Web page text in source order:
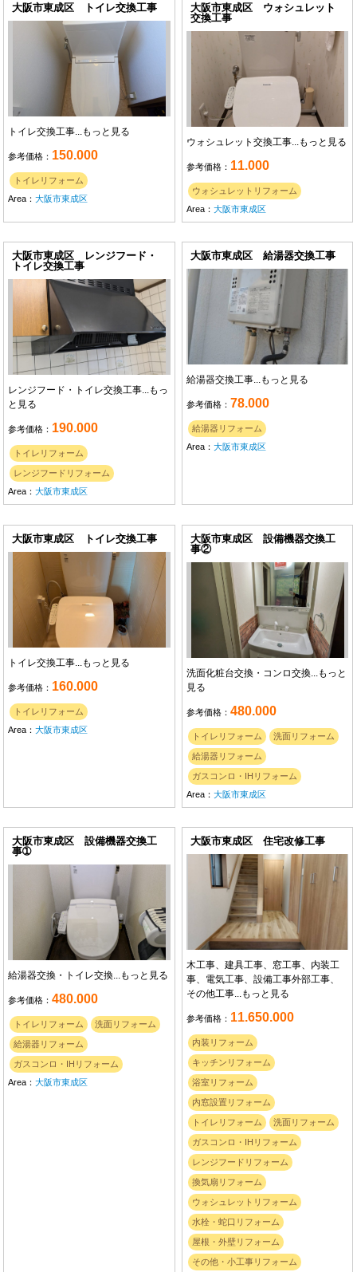
大阪市東成区 トイレ交換工事
トイレ交換工事... もっと見る
参考価格： 150.000
トイレリフォーム
Area：大阪市東成区
大阪市東成区 ウォシュレット
交換工事
ウォシュレット交換工事... もっと見る
参考価格： 11.000
ウォシュレットリフォーム
Area：大阪市東成区
大阪市東成区 レンジフード・
トイレ交換工事
レンジフード・トイレ交換工事...もっ
と見る
参考価格： 190.000
トイレリフォーム
レンジフードリフォーム
Area：大阪市東成区
大阪市東成区 給湯器交換工事
給湯器交換工事...もっと見る
参考価格： 78.000
給湯器リフォーム
Area：大阪市東成区
大阪市東成区 トイレ交換工事
トイレ交換工事... もっと見る
参考価格： 160.000
トイレリフォーム
Area：大阪市東成区
大阪市東成区 設備機器交換工
事②
洗面化粧台交換・コンロ交換...
もっと
見る
参考価格：480.000
トイレリフォーム 洗面リフォーム
給湯器リフォーム
ガスコンロ・IHリフォーム
Area：大阪市東成区
大阪市東成区 設備機器交換工
事➀
給湯器交換・トイレ交換...もっと見る
参考価格：480.000
トイレリフォーム 洗面リフォーム
給湯器リフォーム
ガスコンロ・IHリフォーム
Area：大阪市東成区
大阪市東成区 住宅改修工事
木工事、建具工事、窓工事、内装工
事、電気工事、設備工事外部工事、
その他工事...もっと見る
参考価格： 11.650.000
内装リフォーム
キッチンリフォーム
浴室リフォーム
内窓設置リフォーム
トイレリフォーム 洗面リフォーム
ガスコンロ・IHリフォーム
レンジフードリフォーム
換気扇リフォーム
ウォシュレットリフォーム
水栓・蛇口リフォーム
屋根・外壁リフォーム
その他・小工事リフォーム